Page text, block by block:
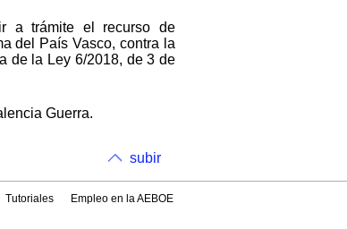
a trámite el recurso de
del País Vasco, contra la
de la Ley 6/2018, de 3 de
Guerra.
subir
Tutoriales Empleo en la AEBOE